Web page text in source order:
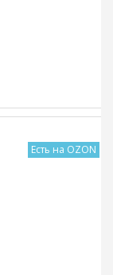
Есть на OZON